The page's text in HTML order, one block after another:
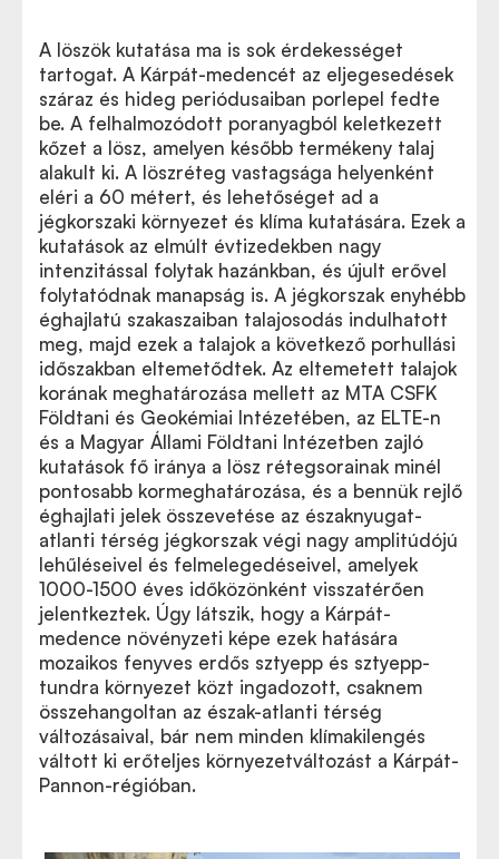
A löszök kutatása ma is sok érdekességet
tartogat. A Kárpát-medencét az eljegesedések
száraz és hideg periódusaiban porlepel fedte
be. A felhalmozódott poranyagból keletkezett
kőzet a lösz, amelyen később termékeny talaj
alakult ki. A löszréteg vastagsága helyenként
eléri a 60 métert, és lehetőséget ad a
jégkorszaki környezet és klíma kutatására. Ezek a
kutatások az elmúlt évtizedekben nagy
intenzitással folytak hazánkban, és újult erővel
folytatódnak manapság is. A jégkorszak enyhébb
éghajlatú szakaszaiban talajosodás indulhatott
meg, majd ezek a talajok a következő porhullási
időszakban eltemetődtek. Az eltemetett talajok
korának meghatározása mellett az MTA CSFK
Földtani és Geokémiai Intézetében, az ELTE-n
és a Magyar Állami Földtani Intézetben zajló
kutatások fő iránya a lösz rétegsorainak minél
pontosabb kormeghatározása, és a bennük rejlő
éghajlati jelek összevetése az északnyugat-
atlanti térség jégkorszak végi nagy amplitúdójú
lehűléseivel és felmelegedéseivel, amelyek
1000-1500 éves időközönként visszatérően
jelentkeztek. Úgy látszik, hogy a Kárpát-
medence növényzeti képe ezek hatására
mozaikos fenyves erdős sztyepp és sztyepp-
tundra környezet közt ingadozott, csaknem
összehangoltan az észak-atlanti térség
változásaival, bár nem minden klímakilengés
váltott ki erőteljes környezetváltozást a Kárpát-
Pannon-régióban.